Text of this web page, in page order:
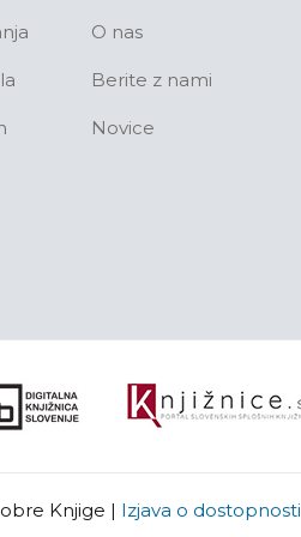
O nas
Berite z nami
Novice
Knjige | Izjava o dostopnosti